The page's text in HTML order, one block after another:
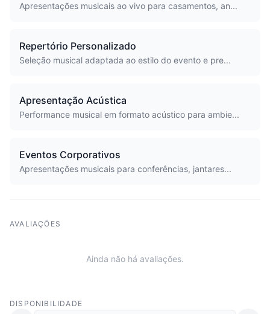
Apresentações musicais ao vivo para casamentos, an...
Repertório Personalizado
Seleção musical adaptada ao estilo do evento e pre...
Apresentação Acústica
Performance musical em formato acústico para ambie...
Eventos Corporativos
Apresentações musicais para conferências, jantares...
AVALIAÇÕES
Ainda não há avaliações.
DISPONIBILIDADE